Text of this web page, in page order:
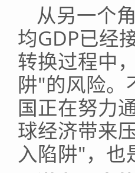
从另一个
均GDP已经
转换过程中
阱"的风险。
国正在努力
球经济带来
入陷阱"，也